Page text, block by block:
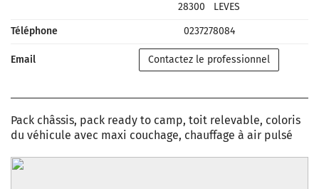
28300
LEVES
Téléphone
0237278084
Email Contactez le professionnel
Pack châssis, pack ready to camp, toit relevable, coloris
du véhicule avec maxi couchage, chauffage à air pulsé